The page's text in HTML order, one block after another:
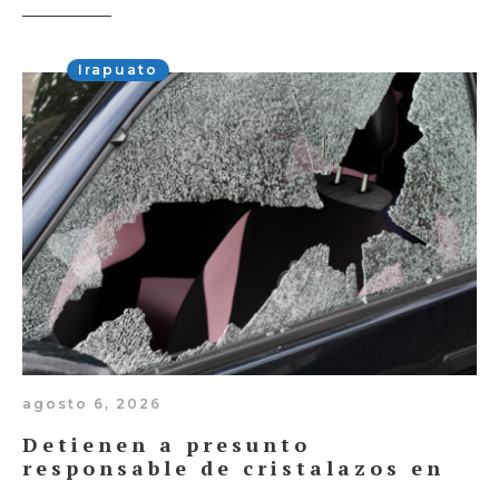
Irapuato
agosto 6, 2026
Detienen a presunto
responsable de cristalazos en